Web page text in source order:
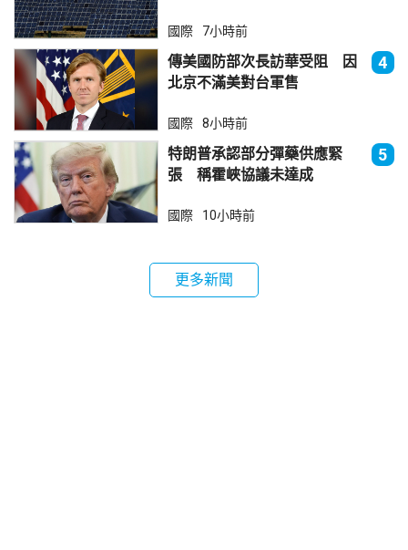
國際 7小時前
傳美國防部次長訪華受阻 因
北京不滿美對台軍售
4
國際 8小時前
特朗普承認部分彈藥供應緊
張 稱霍峽協議未達成
5
國際 10小時前
更多新聞